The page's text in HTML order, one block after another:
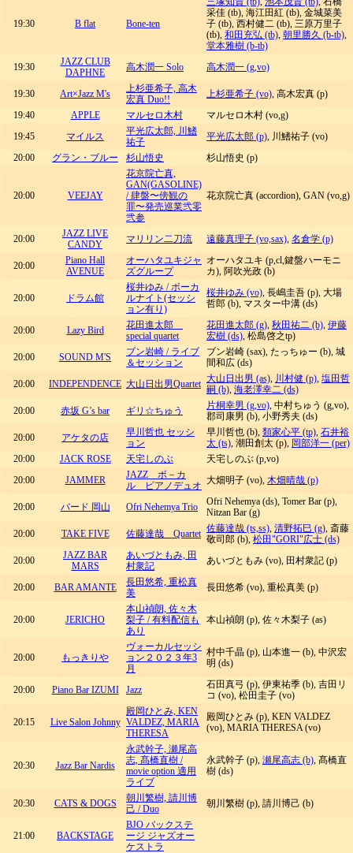
19:30 B flat Bone-ten
采佳 (tb), 海江田紅 (tb), 金城菜美
子 (tb), 西村健二 (tb), 三原万里子
(tb), 和田充弘 (tb), 朝里勝久 (b-tb),
堂本雅樹 (b-tb)
19:30
JAZZ CLUB
DAPHNE
高木潤一 Solo 高木潤一 (g,vo)
19:30 Art×Jazz M's
上杉亜希子, 高木
宏真 Duo!!
上杉亜希子 (vo), 高木宏真 (p)
19:40
APPLE マルセロ木村
マルセロ木村 (vo,g)
19:45
マイルス
平光広太郎, 川鰭
祐子
平光広太郎 (p), 川鰭祐子 (vo)
20:00
グラン・ブルー 杉山悟史 杉山悟史 (p)
20:00 VEEJAY
花京院亡真,
GAN(GASOLINE)
/ 肆盤〜傍観の
罪〜発売巡業弐零
弐参
花京院亡真 (accordion), GAN (vo,g)
20:00
JAZZ LIVE
CANDY
マリリン二刀流 遠藤真理子 (vo,sax), 名倉学 (p)
20:00
Piano Hall
AVENUE
オーハタユキジャ
ズグループ
オーハタユキ (p,cl,鍵盤ハーモニ
カ), 阿吹光政 (b)
20:00 ドラム館
桜井ゆみ / ボーカ
ルナイト(セッシ
ョン有り)
桜井ゆみ (vo), 長嶋圭吾 (p), 大場
哲郎 (b), マスター中溝 (ds)
20:00 Lazy Bird
花田進太郎
special quartet
花田進太郎 (g), 秋田祐二 (b), 伊藤
宏樹 (ds), 松島啓之tp)
20:00
SOUND M'S
ブン岩崎 / ライブ
＆セッション
ブン岩崎 (sax), たっちゅー (b), 城
間和広 (ds)
20:00
INDEPENDENCE 大山日出男Quartet 大山日出男 (as), 川村健 (p), 塩田哲
嗣 (b), 海老澤幸二 (ds)
20:00
赤坂 G’s bar ギリ☆ちゅう 片桐幸男 (g,vo), 中村ちゅう (g,vo),
郡司康男 (b), 小野秀夫 (ds)
20:00
アケタの店
早川哲也 セッシ
ョン
早川哲也 (b), 類家心平 (tp), 石井裕
太 (ts), 潮田創太 (p), 岡部洋一 (per)
20:00
JACK ROSE 天宅しのぶ
天宅しのぶ (p,vo)
20:00
JAMMER
JAZZ ボ－カ
ル ピアノデュオ 大畑明子 (vo), 木畑晴哉 (p)
20:00 バード 岡山 Ofri Nehemya Trio
Ofri Nehemya (ds), Tomer Bar (p),
Nitzan Bar (g)
20:00
TAKE FIVE 佐藤達哉 Quartet 佐藤達哉 (ts,ss), 清野拓巳 (g), 斎藤
敬司郎 (b), 松田"GORI"広士 (ds)
20:00
JAZZ BAR
MARS
あいづともみ, 田
村衆記
あいづともみ (vo), 田村衆記 (p)
20:00 BAR AMANTE
長田悠希, 重松真
美
長田悠希 (vo), 重松真美 (p)
20:00 JERICHO
本山禎朗, 佐々木
梨子 / 有料配信も
あり
本山禎朗 (p), 佐々木梨子 (as)
20:00 もっきりや
ヴォーカルセッシ
ョン２０２３年3
月
村中千晶 (p), 山本進一 (b), 中沢宏
明 (ds)
20:00 Piano Bar IZUMI Jazz
石田真弓 (p), 伊東祐季 (b), 吉田リ
コ (vo), 松田圭子 (vo)
20:15 Live Salon Johnny
殿岡ひとみ, KEN
VALDEZ, MARIA
THERESA
殿岡ひとみ (p), KEN VALDEZ
(vo), MARIA THERESA (vo)
20:30 Jazz Bar Nardis
永武幹子, 瀬尾高
志, 髙橋直樹 /
movie option 適用
ライブ
永武幹子 (p), 瀬尾高志 (b), 髙橋直
樹 (ds)
20:30 CATS & DOGS
朝川繁樹, 請川博
己 / Duo
朝川繁樹 (p), 請川博己 (b)
21:00 BACKSTAGE
BJO バックステ
ージ ジャズオー
ケストラ